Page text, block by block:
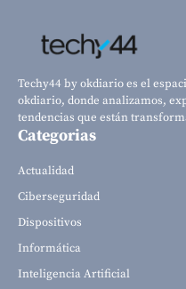
Techy44 by okdiario es el
okdiario, donde analizamos,
tendencias que están
Categorias
Actualidad
Ciberseguridad
Dispositivos
Informática
Inteligencia Artificial